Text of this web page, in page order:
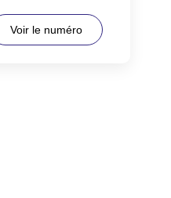
Voir le numéro